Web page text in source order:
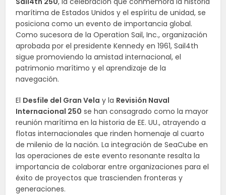
marítima de Estados Unidos y el espíritu de unidad, se
posiciona como un evento de importancia global.
Como sucesora de la Operation Sail, Inc., organización
aprobada por el presidente Kennedy en 1961, Sail4th
sigue promoviendo la amistad internacional, el
patrimonio marítimo y el aprendizaje de la
navegación.
El Desfile del Gran Vela y la Revisión Naval
Internacional 250 se han consagrado como la mayor
reunión marítima en la historia de EE. UU., atrayendo a
flotas internacionales que rinden homenaje al cuarto
de milenio de la nación. La integración de SeaCube en
las operaciones de este evento resonante resalta la
importancia de colaborar entre organizaciones para el
éxito de proyectos que trascienden fronteras y
generaciones.